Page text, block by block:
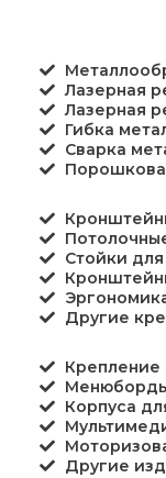
Лазерная
Лазерная
Гибка
Сварка
Стойки для
Другие
Крепление
Корпуса
Другие